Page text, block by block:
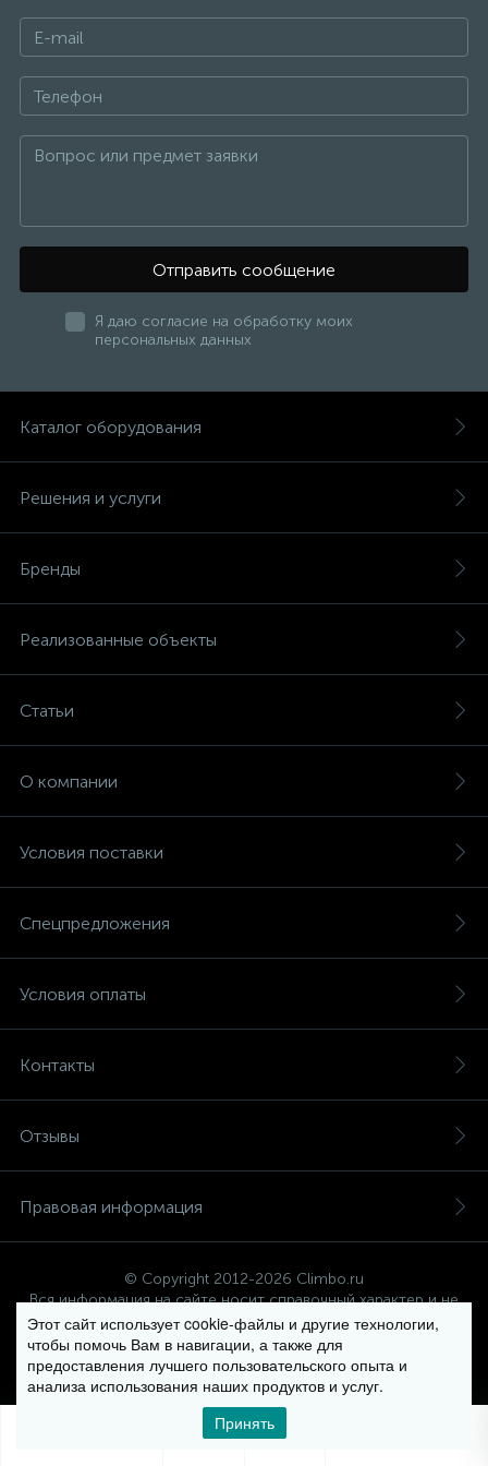
0
помощью специализированных сервисов
подбора.
Отправить сообщение
Я даю согласие на обработку моих
персональных данных
Каталог оборудования
Решения и услуги
Бренды
Реализованные объекты
Статьи
О компании
Условия поставки
Спецпредложения
Условия оплаты
Контакты
Отзывы
Правовая информация
© Copyright 2012-2026 Climbo.ru
Вся информация на сайте носит справочный характер и не
является публичной офертой
Политика компании в отношении обработки персональных
данных
Этот сайт использует cookie-файлы и другие технологии,
чтобы помочь Вам в навигации, а также для
предоставления лучшего пользовательского опыта и
анализа использования наших продуктов и услуг.
Принять